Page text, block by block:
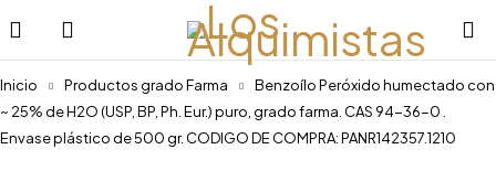
Inicio Productos grado Farma
Benzoílo Peróxido humectado con
~ 25% de H2O (USP, BP, Ph. Eur.) puro, grado farma. CAS 94-36-0 .
Envase plástico de 500 gr. CODIGO DE COMPRA: PANR142357.1210